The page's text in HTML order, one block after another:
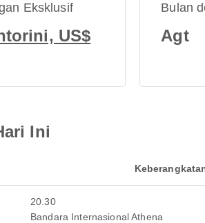
Eksklusif
US$
Bulan
Agt
Ini
20.30
Bandara Internasional Athena